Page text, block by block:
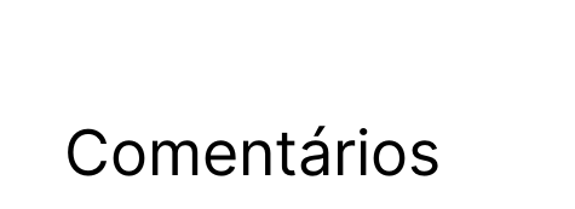
Comentários